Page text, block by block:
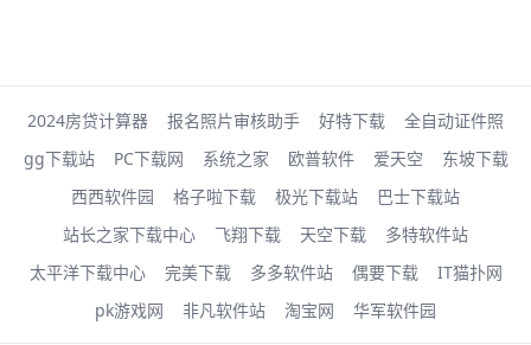
2024房贷计算器 报名照片审核助手 好特下载
全自动证件照
gg下载站
PC下载网 系统之家 欧普软件 爱天空
东坡下载
西西软件园
格子啦下载 极光下载站
巴士下载站
站长之家下载中心
飞翔下载 天空下载
多特软件站
太平洋下载中心
完美下载 多多软件站 偶要下载
IT猫扑网
pk游戏网
非凡软件站 淘宝网 华军软件园